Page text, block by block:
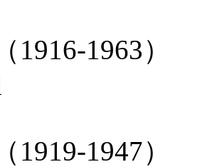
1916-1963）
1919-1947）